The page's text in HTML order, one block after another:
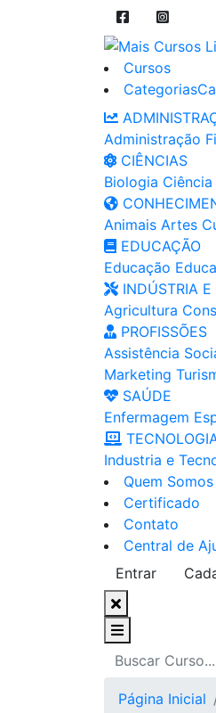
Cursos
Categorias
Administração
CIÊNCIAS
Biologia Ciência
Animais Artes
EDUCAÇÃO
Educação
INDÚSTRIA
Agricultura
PROFISSÕES
Assistência
Marketing
SAÚDE
Enfermagem
Industria e
Quem Somos
Certificado
Contato
Central de
Entrar
Página Inicial